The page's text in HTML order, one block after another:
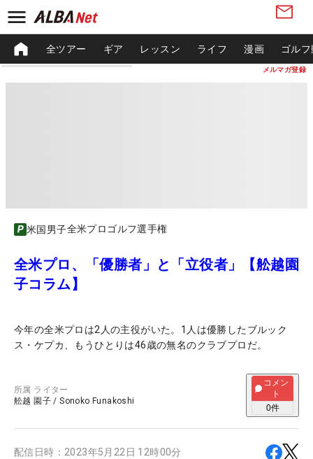
メルマガ登録
全ツアー ギア レッスン ライフ 漫画 ゴル
米国男子全米プロゴルフ選手権
全米プロ、「優勝者」と「立役者」【舩越園
子コラム】
今年の全米プロは2人の主役がいた。1人は優勝したブルック
ス・ケプカ、もうひとりは46歳の無名のクラブプロだ。
所属 ライター
舩越 園子 /Sonoko Funakoshi
コメン
ト
0件
配信日時： 2023年5月22日 12時00分